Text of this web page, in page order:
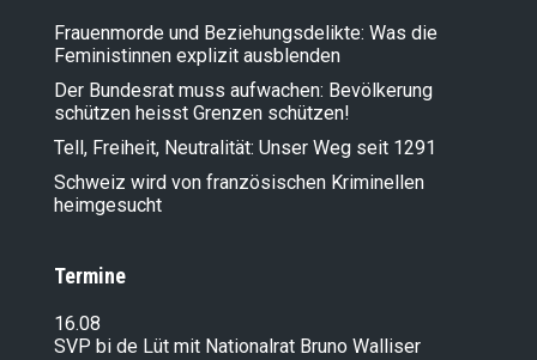
Frauenmorde und Beziehungsdelikte: Was die
Feministinnen explizit ausblenden
Der Bundesrat muss aufwachen: Bevölkerung
schützen heisst Grenzen schützen!
Tell, Freiheit, Neutralität: Unser Weg seit 1291
Schweiz wird von französischen Kriminellen
heimgesucht
Termine
16.08
SVP bi de Lüt mit Nationalrat Bruno Walliser